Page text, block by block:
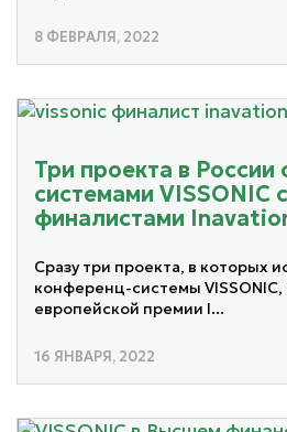
8 ФЕВРАЛЯ, 2022
Три проекта в
системами VISSONIC
финалистами
Cразу три проекта, в которых
конференц-системы
европейской премии I...
16 ЯНВАРЯ, 2022